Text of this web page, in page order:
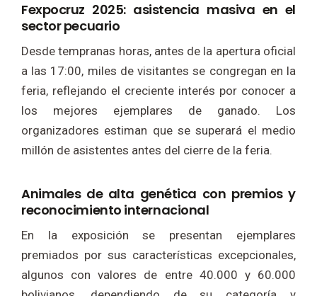
Fexpocruz 2025: asistencia masiva en el
sector pecuario
Desde tempranas horas, antes de la apertura oficial
a las 17:00, miles de visitantes se congregan en la
feria, reflejando el creciente interés por conocer a
los mejores ejemplares de ganado. Los
organizadores estiman que se superará el medio
millón de asistentes antes del cierre de la feria.
Animales de alta genética con premios y
reconocimiento internacional
En la exposición se presentan ejemplares
premiados por sus características excepcionales,
algunos con valores de entre 40.000 y 60.000